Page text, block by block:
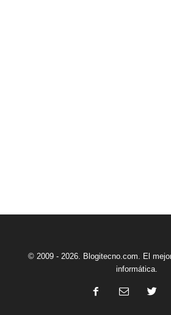
© 2009 - 2026. Blogitecno.com. El
informática.